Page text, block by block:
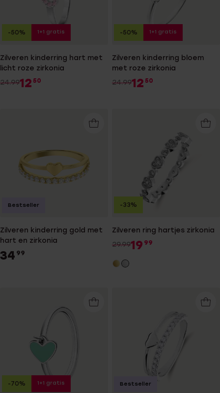
Zilveren kinderring hart met
licht roze zirkonia
24.9912 50
-50% 1+1 gratis
Zilveren kinderring bloem
met roze zirkonia
24.9912 50
-50% 1+1 gratis
Zilveren kinderring gold met
hart en zirkonia
34 99
Bestseller
Zilveren ring hartjes zirkonia
29.9919 99
-33%
-70% 1+1 gratis Bestseller